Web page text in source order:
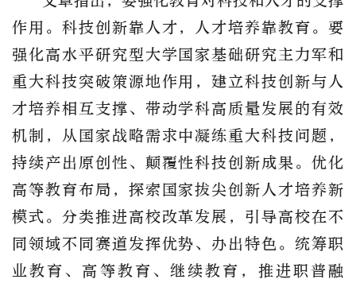
作用。科技创新靠人才，人才培养靠教育。要
强化高水平研究型大学国家基础研究主力军和
重大科技突破策源地作用，建立科技创新与人
才培养相互支撑、带动学科高质量发展的有效
机制，从国家战略需求中凝练重大科技问题，
持续产出原创性、颠覆性科技创新成果。优化
高等教育布局，探索国家拔尖创新人才培养新
模式。分类推进高校改革发展，引导高校在不
同领域不同赛道发挥优势、办出特色。统筹职
业教育、高等教育、继续教育，推进职普融